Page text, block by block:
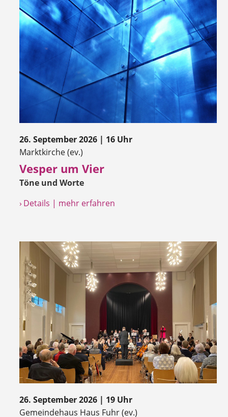
26. September 2026 | 16 Uhr
Marktkirche (ev.)
Vesper um Vier
Töne und Worte
› Details | mehr erfahren
26. September 2026 | 19 Uhr
Gemeindehaus Haus Fuhr (ev.)